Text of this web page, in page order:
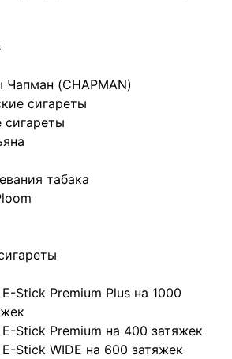
Чапман (CHAPMAN)
сигареты
сигареты
табака
E-Stick Premium Plus на 1000
E-Stick Premium на 400 затяжек
E-Stick WIDE на 600 затяжек